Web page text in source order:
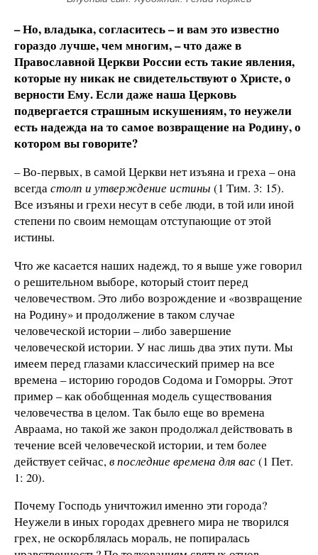
– Но, владыка, согласитесь – и вам это известно
гораздо лучше, чем многим, – что даже в
Православной Церкви России есть такие явления,
которые ну никак не свидетельствуют о Христе, о
верности Ему. Если даже наша Церковь
подвергается страшным искушениям, то неужели
есть надежда на то самое возвращение на Родину, о
котором вы говорите?
– Во-первых, в самой Церкви нет изъяна и греха – она
всегдастолп и утверждение истины (1 Тим. 3: 15).
Все изъяны и грехи несут в себе люди, в той или иной
степени по своим немощам отступающие от этой
истины.
Что же касается наших надежд, то я выше уже говорил
о решительном выборе, который стоит перед
человечеством. Это либо возрождение и «возвращение
на Родину» и продолжение в таком случае
человеческой истории – либо завершение
человеческой истории. У нас лишь два этих пути. Мы
имеем перед глазами классический пример на все
времена – историю городов Содома и Гоморры. Этот
пример – как обобщенная модель существования
человечества в целом. Так было еще во времена
Авраама, но такой же закон продолжал действовать в
течение всей человеческой истории, и тем более
действует сейчас,в последние времена для вас(1 Пет.
1: 20).
Почему Господь уничтожил именно эти города?
Неужели в иных городах древнего мира не творился
грех, не оскорблялась мораль, не попиралась